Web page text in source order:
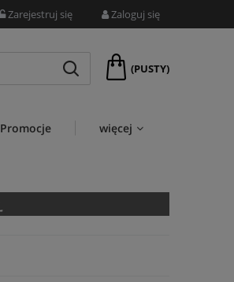
Zarejestruj się Zaloguj się
(PUSTY)
Promocje więcej